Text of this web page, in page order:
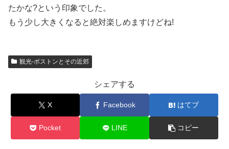
たかな?という印象でした。
もう少し大きくなると絶対楽しめますけどね!
観光-ボストンとその近郊
シェアする
X Facebook はてブ
Pocket LINE コピー